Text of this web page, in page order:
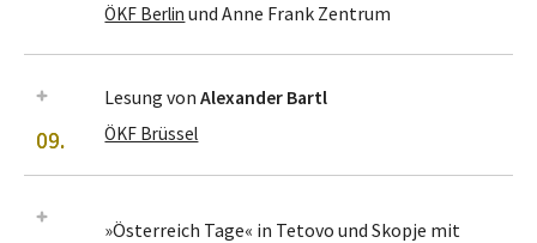
ÖKF Berlin und Anne Frank Zentrum
09.
Lesung vonAlexander Bartl
ÖKF Brüssel
»Österreich Tage« in Tetovo und Skopje mit